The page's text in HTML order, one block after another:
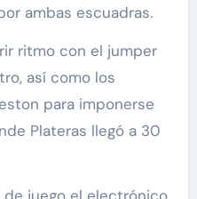
ambas escuadras.
ritmo con el jumper
así como los
para imponerse
Plateras llegó a 30